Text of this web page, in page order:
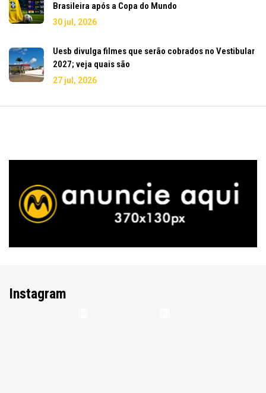
Brasileira após a Copa do Mundo
30 jul, 2026
Uesb divulga filmes que serão cobrados no Vestibular
2027; veja quais são
27 jul, 2026
Instagram